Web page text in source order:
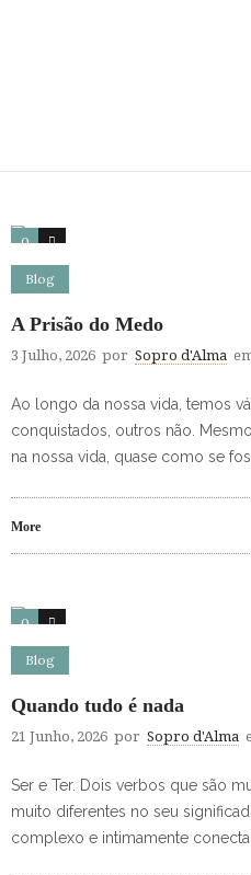
0 0
Blog
A Prisão do Medo
3 Julho, 2026 por Sopro d'Alma
Ao longo da nossa vida, temos
conquistados, outros não.
na nossa vida, quase como se
More
0 0
Blog
Quando tudo é nada
21 Junho, 2026 por Sopro d'Alma
Ser e Ter. Dois verbos que são
muito diferentes no seu
complexo e intimamente